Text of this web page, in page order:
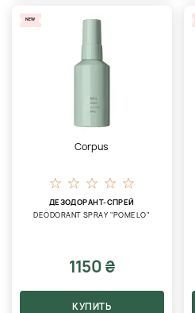
NEW
Corpus
ДЕЗОДОРАНТ-СПРЕЙ
DEODORANT SPRAY "POMELO"
1150 ₴
КУПИТЬ